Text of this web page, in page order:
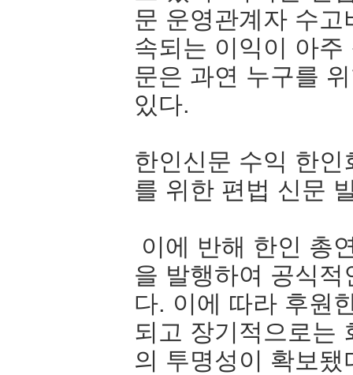
문 운영관계자 수
속되는 이익이 아
문은 과연 누구를
있다.
한인신문 수익 한
를 위한 편법 신문
이에 반해 한인 총
을 발행하여 공식
다. 이에 따라 후원
되고 장기적으로는
의 투명성이 확보